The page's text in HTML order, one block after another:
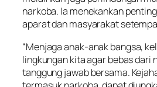
narkoba. Ia menekankan
aparat dan masyarakat
“Menjaga anak-anak bangsa,
lingkungan kita agar bebas dari
tanggung jawab bersama.